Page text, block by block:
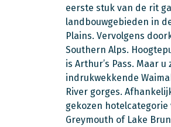
eerste stuk van de rit
landbouwgebieden in
Plains. Vervolgens
Southern Alps.
is Arthur’s Pass. Maar u
indrukwekkende
River gorges.
gekozen
Greymouth of Lake